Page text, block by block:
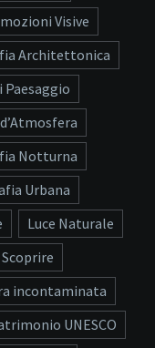
Visive
Architettonica
Notturna
Urbana
Luce Naturale
incontaminata
UNESCO